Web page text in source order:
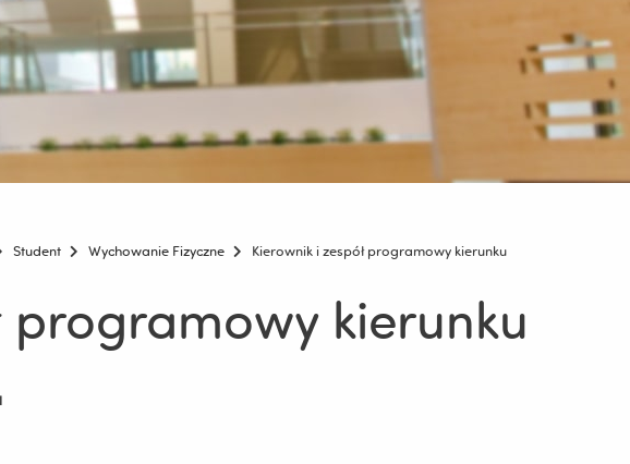
Student Wychowanie Fizyczne Kierownik i zespół programowy kierunku
programowy kierunku